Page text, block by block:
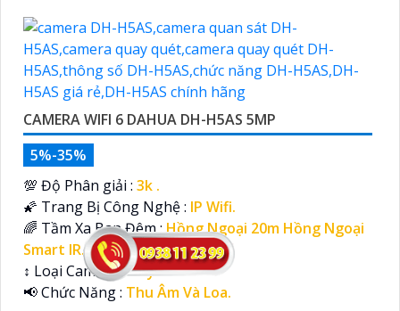
CAMERA WIFI 6 DAHUA DH-H5AS 5MP
5%-35%
💯 Độ Phân giải : 3k .
🌠 Trang Bị Công Nghệ : IP Wifi.
🌈 Tầm Xa Ban Đêm :Hồng Ngoại 20m Hồng Ngoại
Smart IR.
↕️ Loại CameraXoay 360.
️📢 Chức Năng : Thu Âm Và Loa.